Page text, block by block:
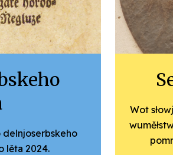
delnjo­serbskeho
lěta 2024.
Wot